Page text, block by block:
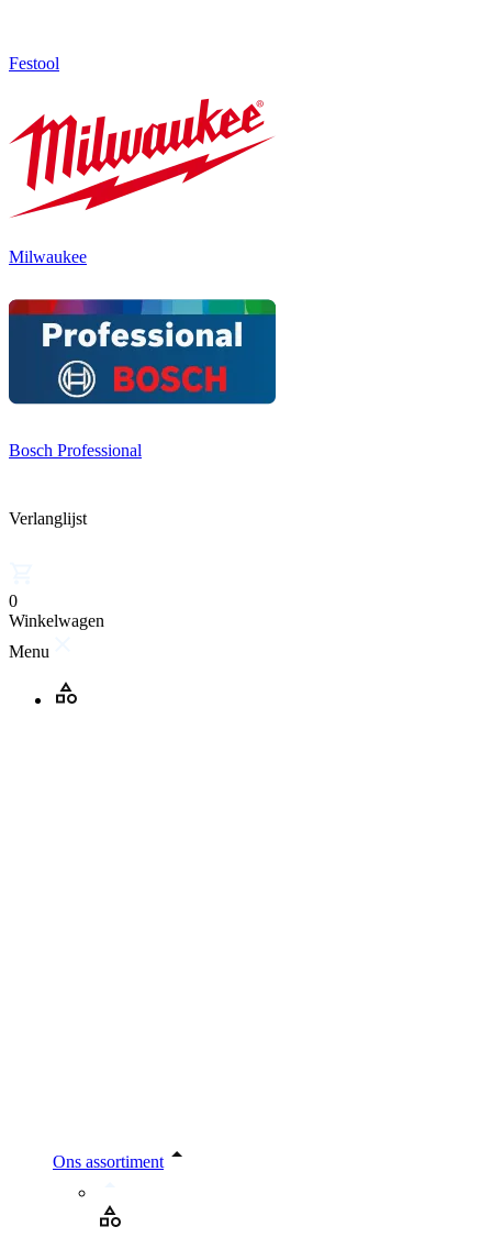
Festool
Milwaukee
Bosch Professional
Verlanglijst
0
Winkelwagen
Menu
Ons assortiment